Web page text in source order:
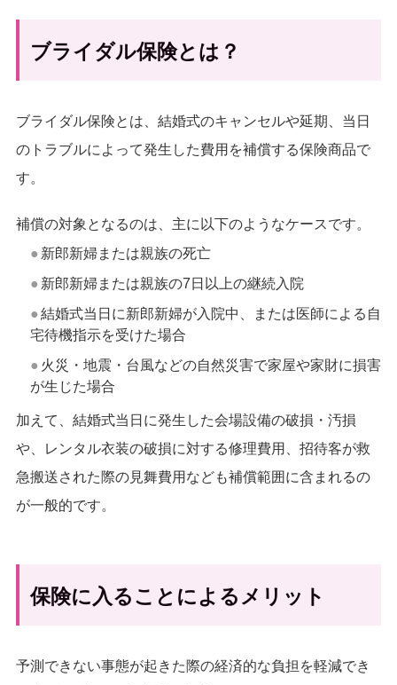
ブライダル保険とは？
ブライダル保険とは、結婚式のキャンセルや延期、当日
のトラブルによって発生した費用を補償する保険商品で
す。
補償の対象となるのは、主に以下のようなケースです。
新郎新婦または親族の死亡
新郎新婦または親族の7日以上の継続入院
結婚式当日に新郎新婦が入院中、または医師による自
宅待機指示を受けた場合
火災・地震・台風などの自然災害で家屋や家財に損害
が生じた場合
加えて、結婚式当日に発生した会場設備の破損・汚損
や、レンタル衣装の破損に対する修理費用、招待客が救
急搬送された際の見舞費用なども補償範囲に含まれるの
が一般的です。
保険に入ることによるメリット
予測できない事態が起きた際の経済的な負担を軽減でき